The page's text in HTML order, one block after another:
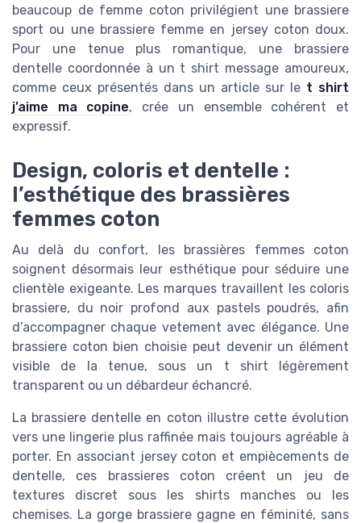
beaucoup de femme coton privilégient une brassiere
sport ou une brassiere femme en jersey coton doux.
Pour une tenue plus romantique, une brassiere
dentelle coordonnée à un t shirt message amoureux,
comme ceux présentés dans un article sur le t shirt
j’aime ma copine, crée un ensemble cohérent et
expressif.
Design, coloris et dentelle :
l’esthétique des brassières
femmes coton
Au delà du confort, les brassières femmes coton
soignent désormais leur esthétique pour séduire une
clientèle exigeante. Les marques travaillent les coloris
brassiere, du noir profond aux pastels poudrés, afin
d’accompagner chaque vetement avec élégance. Une
brassiere coton bien choisie peut devenir un élément
visible de la tenue, sous un t shirt légèrement
transparent ou un débardeur échancré.
La brassiere dentelle en coton illustre cette évolution
vers une lingerie plus raffinée mais toujours agréable à
porter. En associant jersey coton et empiècements de
dentelle, ces brassieres coton créent un jeu de
textures discret sous les shirts manches ou les
chemises. La gorge brassiere gagne en féminité, sans